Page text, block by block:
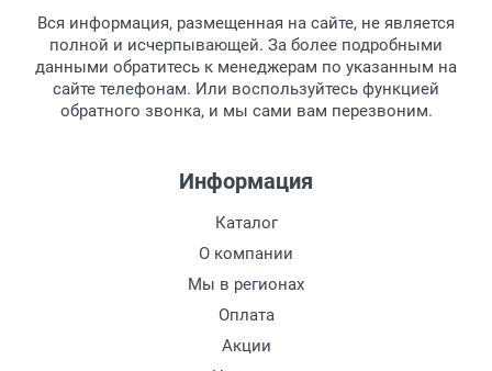
Тип дужки:
Материал линзы:
Материал оправы:
Материал дужки:
Перечисление средств на расчетный счет.
товара.
Для получения товара при себе
обязательно иметь паспорт.
Заказ необходимо забрать в течение 3
рабочих дней с момента поступления на
дополнительных расходов за хранение
Доставляем товар по Москве компанией
Сдэк до ближайшего к вам пункта
Вся информация, размещенная на сайте, не является
полной и исчерпывающей. За более подробными
данными обратитесь к менеджерам по указанным на
сайте телефонам. Или воспользуйтесь функцией
обратного звонка, и мы сами вам перезвоним.
Информация
Каталог
О компании
Мы в регионах
Оплата
Акции